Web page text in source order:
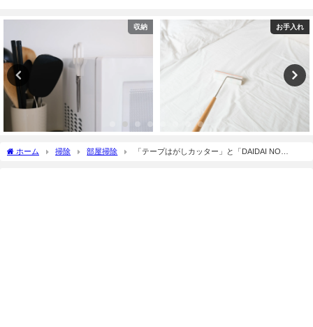
お手入れ 使って良かったもの
ホーム 掃除 部屋掃除
「テープはがしカッター」と「DAIDAI NO